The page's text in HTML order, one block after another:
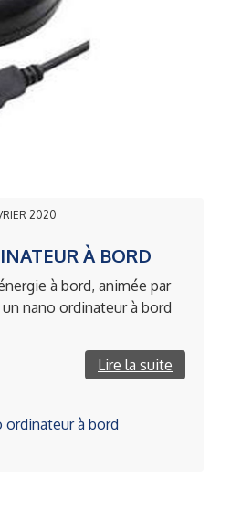
2020
À BORD
à bord, animée par
nano ordinateur à bord
Lire la suite